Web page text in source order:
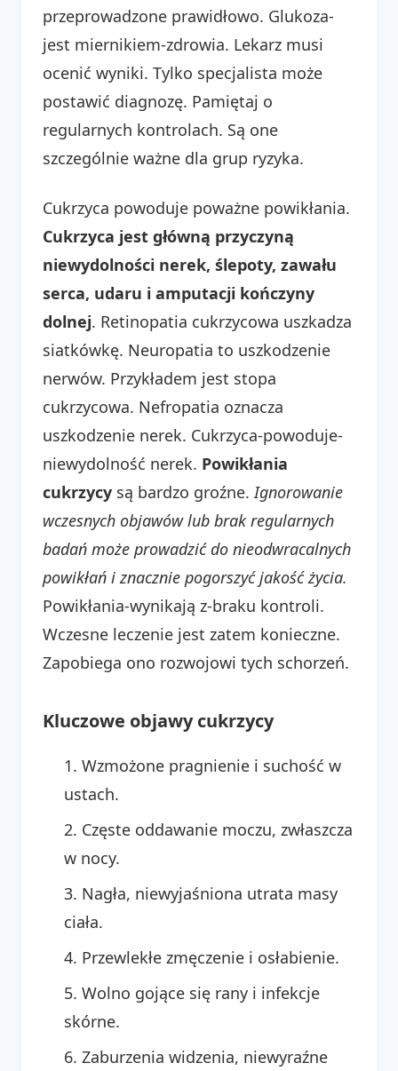
przeprowadzone prawidłowo. Glukoza-
jest miernikiem-zdrowia. Lekarz musi
ocenić wyniki. Tylko specjalista może
postawić diagnozę. Pamiętaj o
regularnych kontrolach. Są one
szczególnie ważne dla grup ryzyka.
Cukrzyca powoduje poważne powikłania.
Cukrzyca jest główną przyczyną
niewydolności nerek, ślepoty, zawału
serca, udaru i amputacji kończyny
dolnej. Retinopatia cukrzycowa uszkadza
siatkówkę. Neuropatia to uszkodzenie
nerwów. Przykładem jest stopa
cukrzycowa. Nefropatia oznacza
uszkodzenie nerek. Cukrzyca-powoduje-
niewydolność nerek. Powikłania
cukrzycy są bardzo groźne. Ignorowanie
wczesnych objawów lub brak regularnych
badań może prowadzić do nieodwracalnych
powikłań i znacznie pogorszyć jakość życia.
Powikłania-wynikają z-braku kontroli.
Wczesne leczenie jest zatem konieczne.
Zapobiega ono rozwojowi tych schorzeń.
Kluczowe objawy cukrzycy
Wzmożone pragnienie i suchość w
ustach.
Częste oddawanie moczu, zwłaszcza
w nocy.
Nagła, niewyjaśniona utrata masy
ciała.
Przewlekłe zmęczenie i osłabienie.
Wolno gojące się rany i infekcje
skórne.
Zaburzenia widzenia, niewyraźne